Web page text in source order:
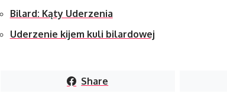
Bilard: Kąty Uderzenia
Uderzenie kijem kuli bilardowej
Share